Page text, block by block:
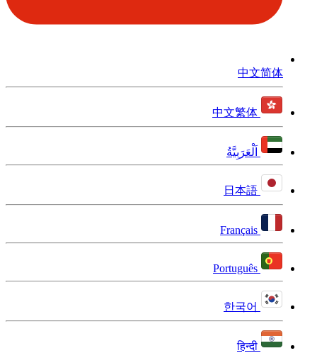
中文简体
中文繁体
اَلْعَرَبِيَّةُ
日本語
Français
Português
한국어
हिन्दी